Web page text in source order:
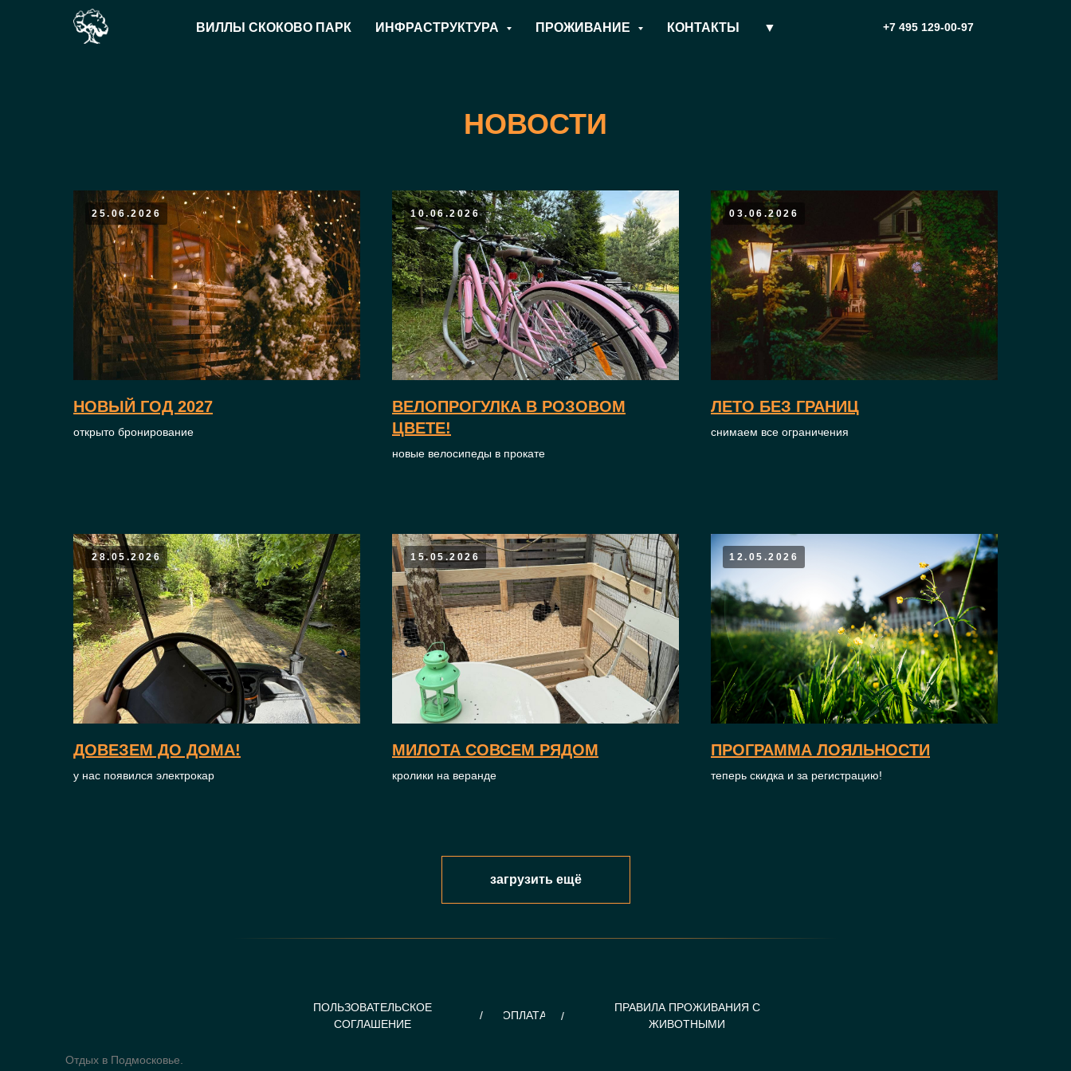
ВИЛЛЫ СКОКОВО ПАРК ИНФРАСТРУКТУРА ПРОЖИВАНИЕ КОНТАКТЫ ▼ +7 495 129-00-97
НОВОСТИ
25.06.2026
НОВЫЙ ГОД 2027
открыто бронирование
10.06.2026
ВЕЛОПРОГУЛКА В РОЗОВОМ
ЦВЕТЕ!
новые велосипеды в прокате
03.06.2026
ЛЕТО БЕЗ ГРАНИЦ
снимаем все ограничения
28.05.2026
ДОВЕЗЕМ ДО ДОМА!
у нас появился электрокар
15.05.2026
МИЛОТА СОВСЕМ РЯДОМ
кролики на веранде
12.05.2026
ПРОГРАММА ЛОЯЛЬНОСТИ
теперь скидка и за регистрацию!
загрузить ещё
Отдых в Подмосковье.
ОПЛАТА
/
ПРАВИЛА ПРОЖИВАНИЯ С
ЖИВОТНЫМИ
/
ПОЛЬЗОВАТЕЛЬСКОЕ
СОГЛАШЕНИЕ